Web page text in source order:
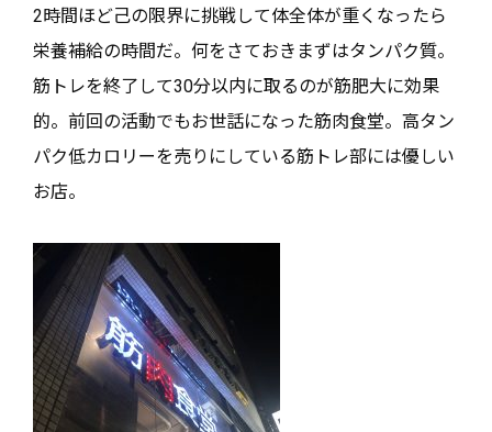
2時間ほど己の限界に挑戦して体全体が重くなったら
栄養補給の時間だ。何をさておきまずはタンパク質。
筋トレを終了して30分以内に取るのが筋肥大に効果
的。前回の活動でもお世話になった筋肉食堂。高タン
パク低カロリーを売りにしている筋トレ部には優しい
お店。